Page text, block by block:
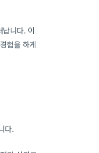
니다. 이
험을 하게
다.